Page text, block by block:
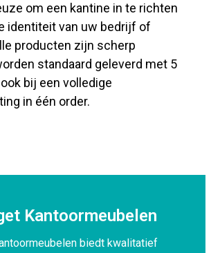
om een kantine in te richten
identiteit van uw bedrijf of
producten zijn scherp
standaard geleverd met 5
bij een volledige
in één order.
Kantoormeubelen
biedt kwalitatief